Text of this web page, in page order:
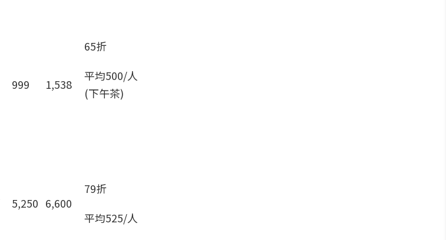
999 1,538
65折
平均500/人
(下午茶)
5,250 6,600
79折
平均525/人